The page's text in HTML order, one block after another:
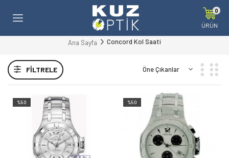
0
ÜRÜN
Ana Sayfa Concord Kol Saati
FILTRELE
%50 %50